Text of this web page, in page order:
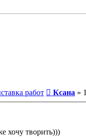
работ Ксана »
хочу творить)))